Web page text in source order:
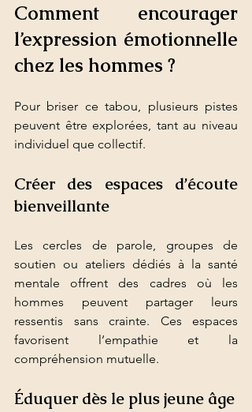
Comment encourager
l’expression émotionnelle
chez les hommes ?
Pour briser ce tabou, plusieurs pistes
peuvent être explorées, tant au niveau
individuel que collectif.
Créer des espaces d’écoute
bienveillante
Les cercles de parole, groupes de
soutien ou ateliers dédiés à la santé
mentale offrent des cadres où les
hommes peuvent partager leurs
ressentis sans crainte. Ces espaces
favorisent l’empathie et la
compréhension mutuelle.
Éduquer dès le plus jeune âge